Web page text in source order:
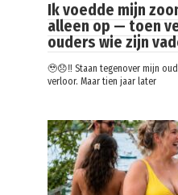
Ik voedde mijn
alleen op — toen
ouders wie zijn
🥹😞‼️ Staan tegenover mijn
verloor. Maar tien jaar later